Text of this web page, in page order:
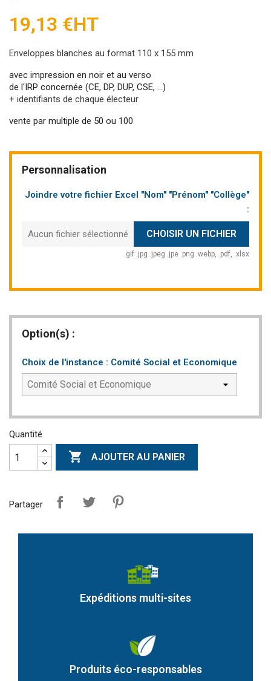
19,13 €HT
Enveloppes blanches au format 110 x 155 mm
avec impression en noir et au verso
de l'IRP concernée (CE, DP, DUP, CSE, ...)
+ identifiants de chaque électeur
vente par multiple de 50 ou 100
Personnalisation
Joindre votre fichier Excel "Nom" "Prénom" "Collège"
:
Aucun fichier sélectionné CHOISIR UN FICHIER
.gif .jpg .jpeg .jpe .png .webp, .pdf, .xlsx
Option(s) :
Choix de l'instance : Comité Social et Economique
Quantité
 AJOUTER AU PANIER
Partager
Expéditions multi-sites
Produits éco-responsables